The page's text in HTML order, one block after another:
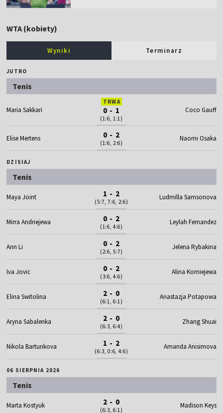
WTA (kobiety)
Wyniki Terminarz
JUTRO
Tenis
Maria Sakkari
TRWA
0 - 1
(1:6, 1:1)
Coco Gauff
Elise Mertens 0 - 2
(1:6, 2:6)
Naomi Osaka
DZISIAJ
Tenis
Maya Joint 1 - 2
(5:7, 7:6, 2:6)
Ludmilla Samsonova
Mirra Andriejewa 0 - 2
(1:6, 4:6)
Leylah Fernandez
Ann Li 0 - 2
(2:6, 5:7)
Jelena Rybakina
Iva Jovic 0 - 2
(3:6, 4:6)
Alina Korniejewa
Elina Switolina 2 - 0
(6:1, 6:1)
Anastazja Potapowa
Aryna Sabalenka 2 - 0
(6:3, 6:4)
Zhang Shuai
Nikola Bartunkova 1 - 2
(6:3, 0:6, 4:6)
Amanda Anisimova
06 SIERPNIA 2026
Tenis
Marta Kostyuk 2 - 0
(6:3, 6:1)
Madison Keys